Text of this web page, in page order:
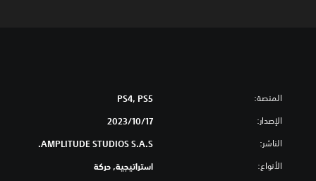
المنصة: PS4, PS5
الإصدار: 17‏/10‏/2023
الناشر: AMPLITUDE STUDIOS S.A.S.
الأنواع: استراتيجية, حركة